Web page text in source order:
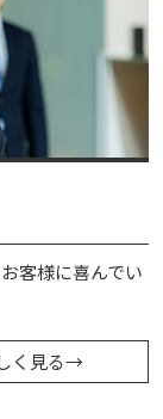
客様に喜んでい
く見る→